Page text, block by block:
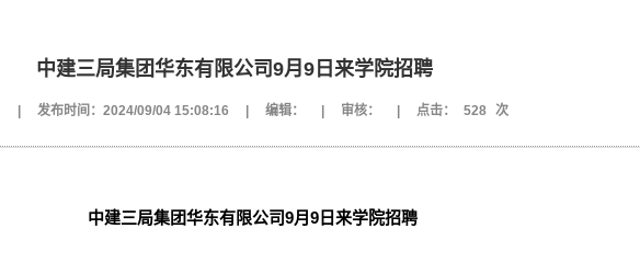
中建三局集团华东有限公司9月9日来学院招聘
发布时间：2024/09/04 15:08:16 编辑： 审核： 点击： 528 次
中建三局集团华东有限公司9月9日来学院招聘